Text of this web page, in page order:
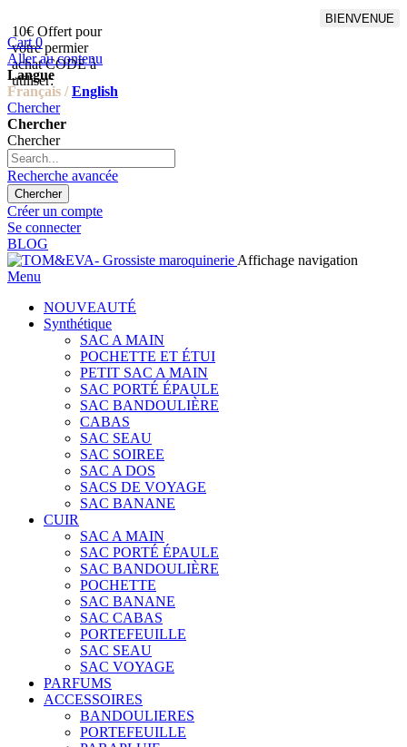
10€ Offert pour
votre permier
achat CODE à
utiliser:
BIENVENUE
Cart 0
Aller au contenu
Langue
Français / English
Chercher
Chercher
Chercher
Recherche avancée
Chercher
Créer un compte
Se connecter
BLOG
Affichage navigation
Menu
NOUVEAUTÉ
Synthétique
SAC A MAIN
POCHETTE ET ÉTUI
PETIT SAC A MAIN
SAC PORTÉ ÉPAULE
SAC BANDOULIÈRE
CABAS
SAC SEAU
SAC SOIREE
SAC A DOS
SACS DE VOYAGE
SAC BANANE
CUIR
SAC A MAIN
SAC PORTÉ ÉPAULE
SAC BANDOULIÈRE
POCHETTE
SAC BANANE
SAC CABAS
PORTEFEUILLE
SAC SEAU
SAC VOYAGE
PARFUMS
ACCESSOIRES
BANDOULIERES
PORTEFEUILLE